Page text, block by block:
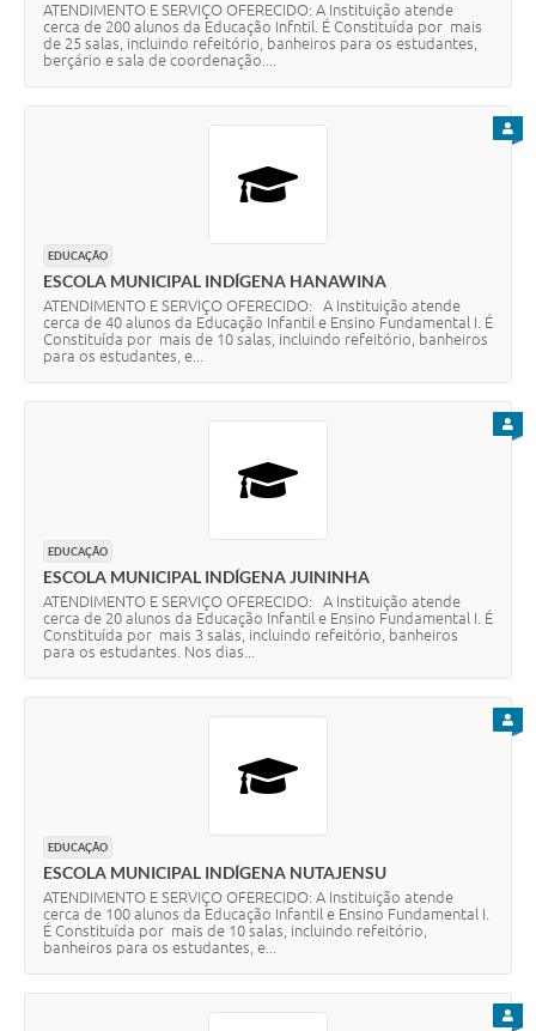
ATENDIMENTO E SERVIÇO OFERECIDO: A Instituição atende
cerca de 200 alunos da Educação Infntil. É Constituída por mais
de 25 salas, incluindo refeitório, banheiros para os estudantes,
berçário e sala de coordenação....
EDUCAÇÃO
ESCOLA MUNICIPAL INDÍGENA HANAWINA
ATENDIMENTO E SERVIÇO OFERECIDO: A Instituição atende
cerca de 40 alunos da Educação Infantil e Ensino Fundamental I. É
Constituída por mais de 10 salas, incluindo refeitório, banheiros
para os estudantes, e...
EDUCAÇÃO
ESCOLA MUNICIPAL INDÍGENA JUININHA
ATENDIMENTO E SERVIÇO OFERECIDO: A Instituição atende
cerca de 20 alunos da Educação Infantil e Ensino Fundamental I. É
Constituída por mais 3 salas, incluindo refeitório, banheiros
para os estudantes. Nos dias...
EDUCAÇÃO
ESCOLA MUNICIPAL INDÍGENA NUTAJENSU
ATENDIMENTO E SERVIÇO OFERECIDO: A Instituição atende
cerca de 100 alunos da Educação Infantil e Ensino Fundamental I.
É Constituída por mais de 10 salas, incluindo refeitório,
banheiros para os estudantes, e...